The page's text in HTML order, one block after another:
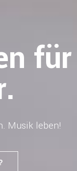
für
Musik leben!